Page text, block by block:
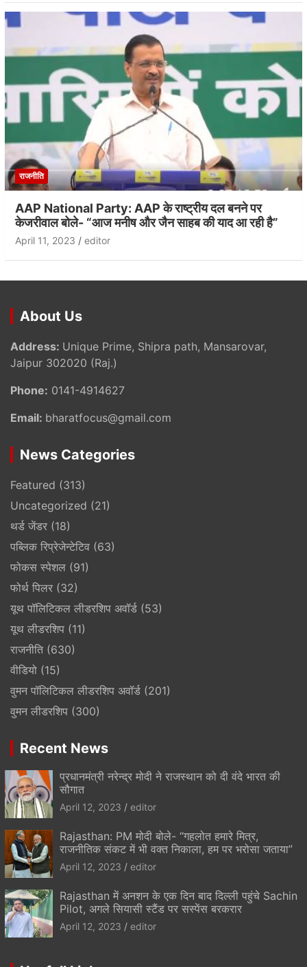
राजनीति
AAP National Party: AAP के राष्ट्रीय दल बनने पर
केजरीवाल बोले- “आज मनीष और जैन साहब की याद आ रही है”
April 11, 2023 editor
About Us
Address: Unique Prime, Shipra path, Mansarovar,
Jaipur 302020 (Raj.)
Phone: 0141-4914627
Email: bharatfocus@gmail.com
News Categories
Featured (313)
Uncategorized (21)
थर्ड जेंडर (18)
पब्लिक रिप्रेजेन्टेटिव (63)
फोकस स्पेशल (91)
फोर्थ पिलर (32)
यूथ पॉलिटिकल लीडरशिप अवॉर्ड (53)
यूथ लीडरशिप (11)
राजनीति (630)
वीडियो (15)
वुमन पॉलिटिकल लीडरशिप अवॉर्ड (201)
वुमन लीडरशिप (300)
Recent News
प्रधानमंत्री नरेन्द्र मोदी ने राजस्थान को दी वंदे भारत की
सौगात
April 12, 2023 editor
Rajasthan: PM मोदी बोले- “गहलोत हमारे मित्र,
राजनीतिक संकट में भी वक्त निकाला, हम पर भरोसा जताया”
April 12, 2023 editor
Rajasthan में अनशन के एक दिन बाद दिल्ली पहुंचे Sachin
Pilot, अगले सियासी स्टैंड पर सस्पेंस बरकरार
April 12, 2023 editor